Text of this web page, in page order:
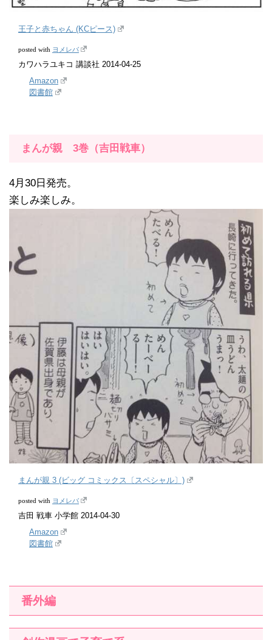
王子と赤ちゃん (KCピース)
posted with ヨメレバ
カワハラユキコ 講談社 2014-04-25
Amazon
図書館
まんが親 3巻（吉田戦車）
4月30日発売。
楽しみ楽しみ。
まんが親 3 (ビッグ コミックス〔スペシャル〕)
posted with ヨメレバ
吉田 戦車 小学館 2014-04-30
Amazon
図書館
番外編